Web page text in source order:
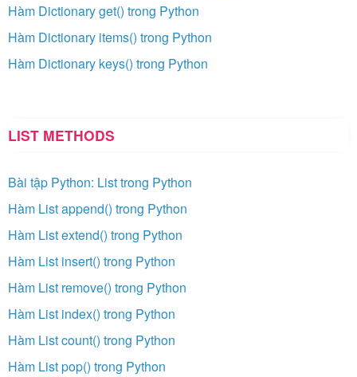
Hàm Dictionary get() trong Python
Hàm Dictionary items() trong Python
Hàm Dictionary keys() trong Python
LIST METHODS
Bài tập Python: List trong Python
Hàm List append() trong Python
Hàm List extend() trong Python
Hàm List insert() trong Python
Hàm List remove() trong Python
Hàm List index() trong Python
Hàm List count() trong Python
Hàm List pop() trong Python